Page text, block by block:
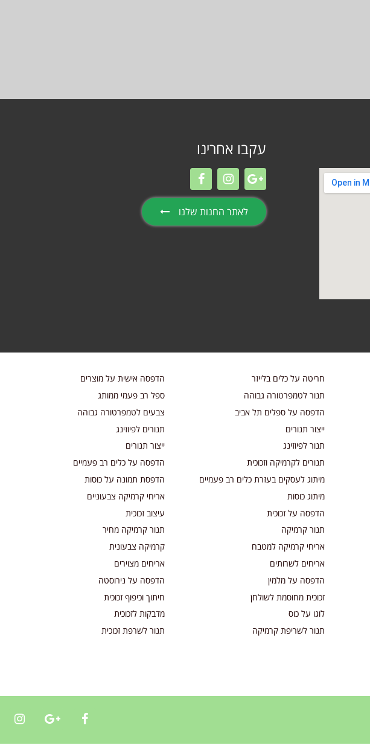
עקבו אחרינו
לאתר החנות שלנו
חריטה על כלים בלייזר
הדפסה אישית על מוצרים
תנור לטמפרטורה גבוהה
ספל רב פעמי ממותג
הדפסה על ספלים תל אביב
צבעים לטמפרטורה גבוהה
ייצור תנורים
תנורים לפיוזינג
תנור לפיוזינג
ייצור תנורים
תנורים לקרמיקה וזכוכית
הדפסה על כלים רב פעמיים
מיתוג לעסקים בעזרת כלים רב פעמיים
הדפסת תמונה על כוסות
מיתוג כוסות
אריחי קרמיקה צבעוניים
הדפסה על זכוכית
עיצוב זכוכית
תנור קרמיקה
תנור קרמיקה מחיר
אריחי קרמיקה למטבח
קרמיקה צבעונית
אריחים לשרותים
אריחים מצוירים
הדפסה על מלמין
הדפסה על נירוסטה
זכוכית מחוסמת לשולחן
חיתוך וכיפוף זכוכית
לוגו על כוס
מדבקות לזכוכית
תנור לשריפת קרמיקה
תנור לשרפת זכוכית